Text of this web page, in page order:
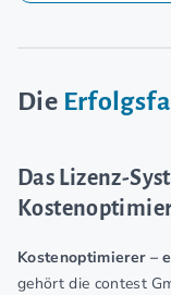
Die
Das Lizenz-
Kostenoptimierer –
gehört die contest